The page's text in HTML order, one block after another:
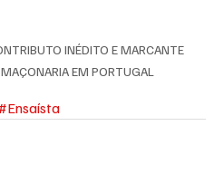
INÉDITO E MARCANTE
EM PORTUGAL
#Ensaísta